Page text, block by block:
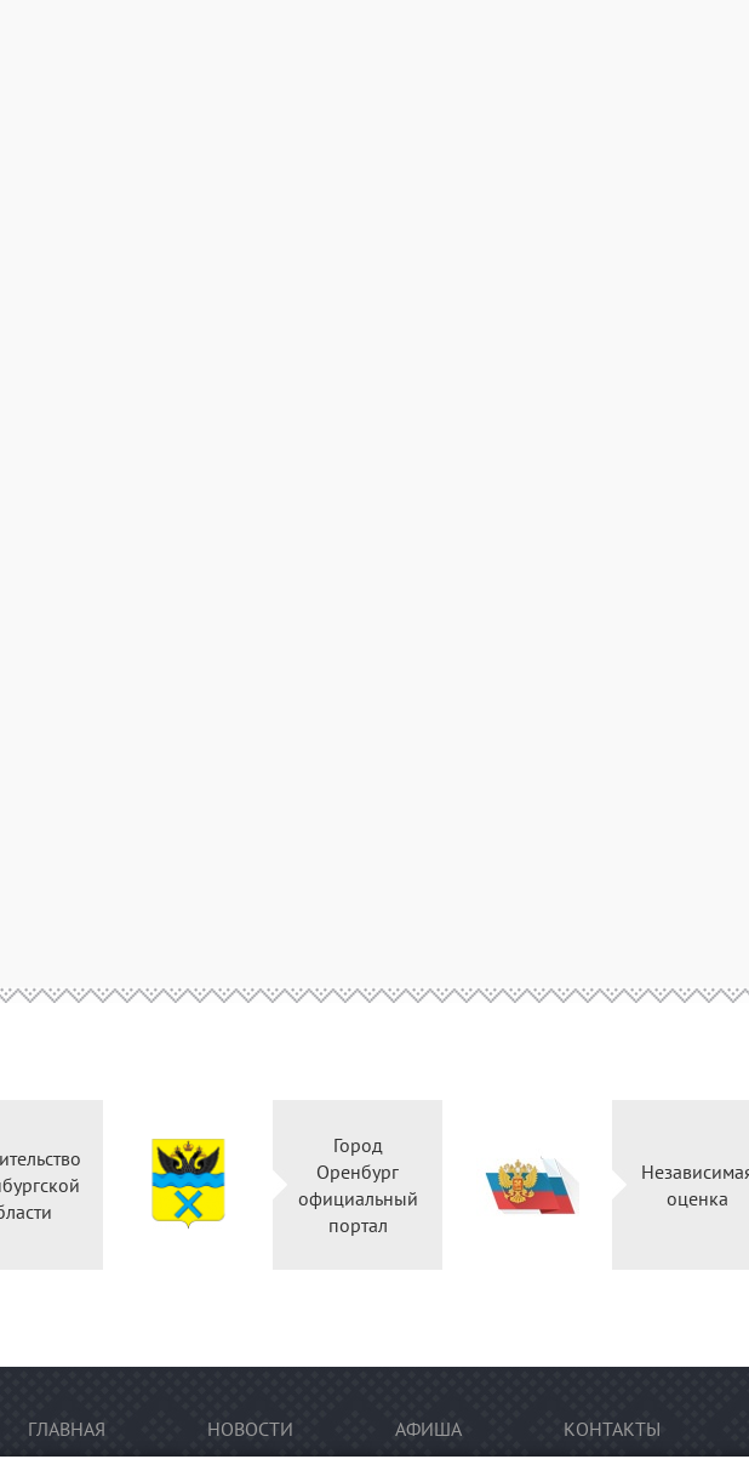
Город
Оренбург
официальный
портал
оценка
ГЛАВНАЯ НОВОСТИ АФИША КОНТАКТЫ